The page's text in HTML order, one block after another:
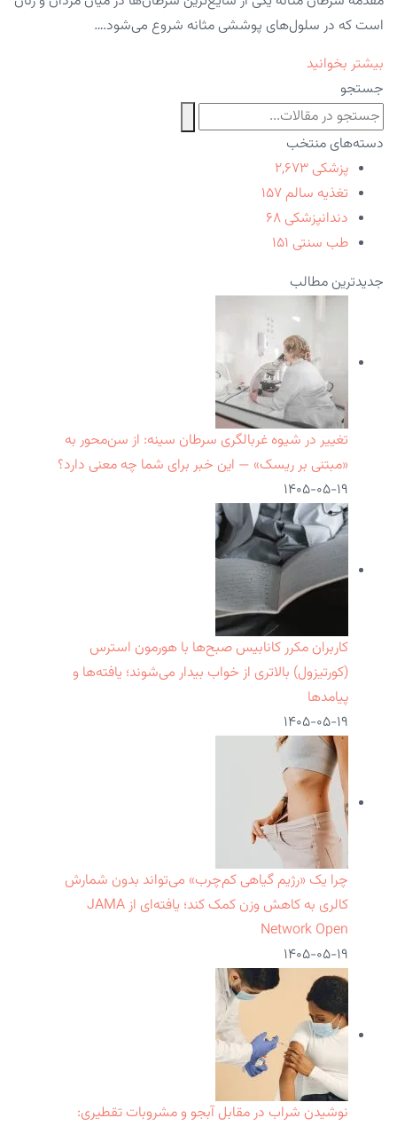
است که در سلول‌های پوششی مثانه شروع می‌شود.…
بیشتر بخوانید
جستجو
دسته‌های منتخب
پزشکی ۲,۶۷۳
تغذیه سالم ۱۵۷
دندانپزشکی ۶۸
طب سنتی ۱۵۱
جدیدترین مطالب
تغییر در شیوه غربالگری سرطان سینه: از سن‌محور به
«مبتنی بر ریسک» — این خبر برای شما چه معنی دارد؟
۱۴۰۵-۰۵-۱۹
کاربران مکرر کانابیس صبح‌ها با هورمون استرس
(کورتیزول) بالاتری از خواب بیدار می‌شوند؛ یافته‌ها و
پیامدها
۱۴۰۵-۰۵-۱۹
چرا یک «رژیم گیاهی کم‌چرب» می‌تواند بدون شمارش
کالری به کاهش وزن کمک کند؛ یافته‌ای از JAMA
Network Open
۱۴۰۵-۰۵-۱۹
نوشیدن شراب در مقابل آبجو و مشروبات تقطیری: